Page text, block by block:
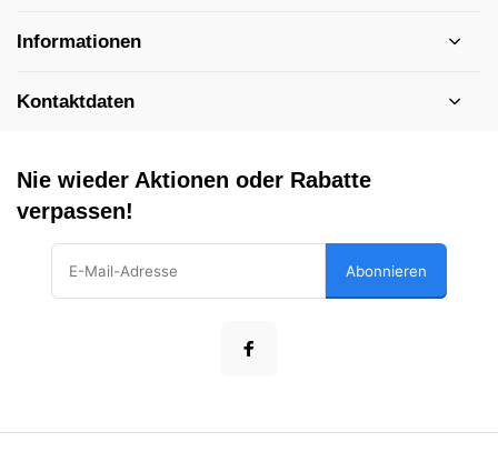
Informationen
Kontaktdaten
Nie wieder Aktionen oder Rabatte
verpassen!
Abonnieren